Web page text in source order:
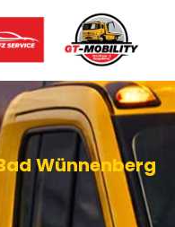
Wünnenberg